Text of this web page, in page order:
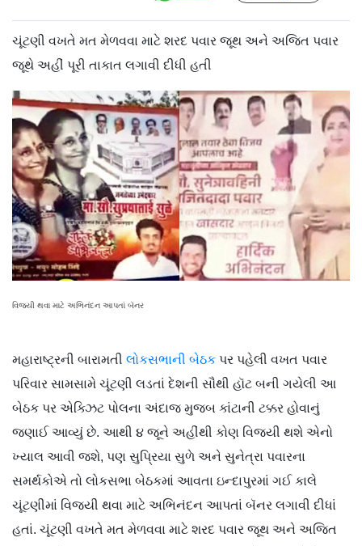
ચૂંટણી વખતે મત મેળવવા માટે શરદ પવાર જૂથ અને અજિત પવાર
જૂથે અહીં પૂરી તાકાત લગાવી દીધી હતી
વિજયી થવા માટે અભિનંદન આપતાં બૅનર
મહારાષ્ટ્રની બારામતી લોકસભાની બેઠક પર પહેલી વખત પવાર
પરિવાર સામસામે ચૂંટણી લડતાં દેશની સૌથી હૉટ બની ગયેલી આ
બેઠક પર એક્ઝિટ પોલના અંદાજ મુજબ કાંટાની ટક્કર હોવાનું
જણાઈ આવ્યું છે. આથી ૪ જૂને અહીંથી કોણ વિજયી થશે એનો
ખ્યાલ આવી જશે, પણ સુપ્રિયા સુળે અને સુનેત્રા પવારના
સમર્થકોએ તો લોકસભા બેઠકમાં આવતા ઇન્દાપુરમાં ગઈ કાલે
ચૂંટણીમાં વિજયી થવા માટે અભિનંદન આપતાં બૅનર લગાવી દીધાં
હતાં. ચૂંટણી વખતે મત મેળવવા માટે શરદ પવાર જૂથ અને અજિત